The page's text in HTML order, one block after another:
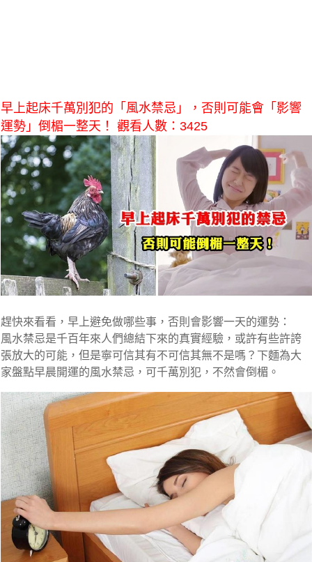
早上起床千萬別犯的「風水禁忌」，否則可能會「影響
運勢」倒楣一整天！ 觀看人數：3425
趕快來看看，早上避免做哪些事，否則會影響一天的運勢：
風水禁忌是千百年來人們總結下來的真實經驗，或許有些許誇
張放大的可能，但是寧可信其有不可信其無不是嗎？下麵為大
家盤點早晨開運的風水禁忌，可千萬別犯，不然會倒楣。